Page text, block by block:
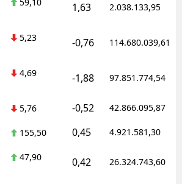
1,63 2.038.133,95
5,23 -0,76 114.680.039,61
4,69 -1,88 97.851.774,54
5,76 -0,52 42.866.095,87
155,50 0,45 4.921.581,30
47,90 0,42 26.324.743,60